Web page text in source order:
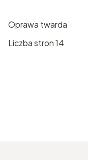
Oprawa twarda
Liczba stron 14